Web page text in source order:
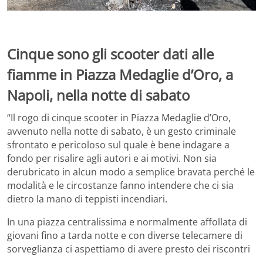
Cinque sono gli scooter dati alle
fiamme in Piazza Medaglie d’Oro, a
Napoli, nella notte di sabato
“Il rogo di cinque scooter in Piazza Medaglie d’Oro,
avvenuto nella notte di sabato, è un gesto criminale
sfrontato e pericoloso sul quale è bene indagare a
fondo per risalire agli autori e ai motivi. Non sia
derubricato in alcun modo a semplice bravata perché le
modalità e le circostanze fanno intendere che ci sia
dietro la mano di teppisti incendiari.
In una piazza centralissima e normalmente affollata di
giovani fino a tarda notte e con diverse telecamere di
sorveglianza ci aspettiamo di avere presto dei riscontri